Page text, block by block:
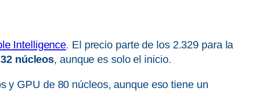
Intelligence. El precio parte de los 2.329 para la
núcleos, aunque es solo el inicio.
y GPU de 80 núcleos, aunque eso tiene un